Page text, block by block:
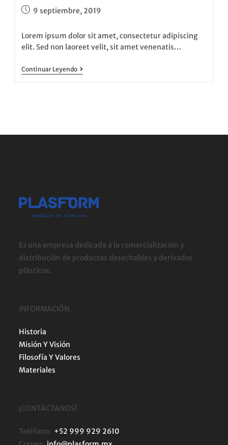
9 septiembre, 2019
Lorem ipsum dolor sit amet, consectetur adipiscing
elit. Sed non laoreet velit, sit amet venenatis…
Continuar Leyendo
Es una empresa dedicada a la comercialización y
distribución de productos desechables y derivados
plásticos.
INFORMACIÓN
Historia
Misión Y Visión
Filosofía Y Valores
Materiales
¡CONTÁCTANOS!
Teléfono: +52 999 929 2610